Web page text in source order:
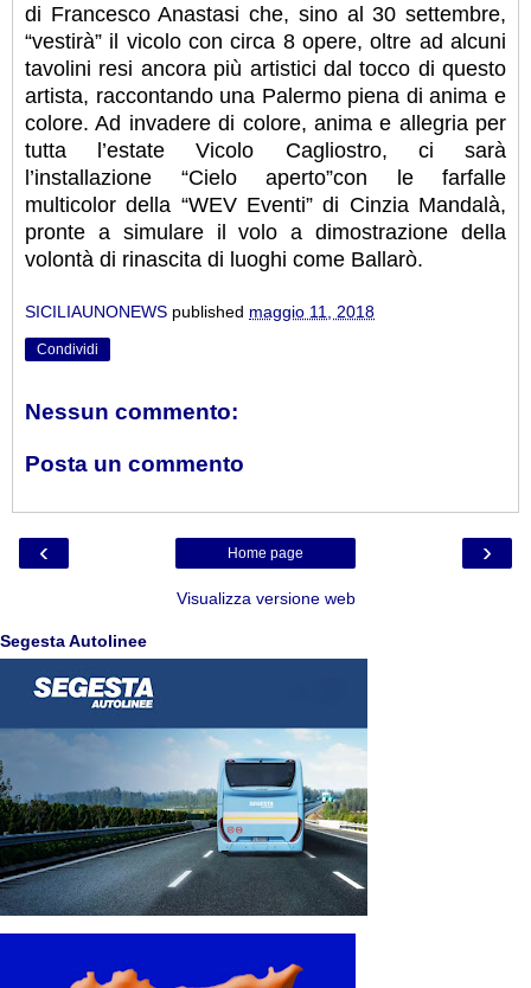
di Francesco Anastasi che, sino al 30 settembre,
“vestirà” il vicolo con circa 8 opere, oltre ad alcuni
tavolini resi ancora più artistici dal tocco di questo
artista, raccontando una Palermo piena di anima e
colore. Ad invadere di colore, anima e allegria per
tutta l’estate Vicolo Cagliostro, ci sarà
l’installazione “Cielo aperto”con le farfalle
multicolor della “WEV Eventi” di Cinzia Mandalà,
pronte a simulare il volo a dimostrazione della
volontà di rinascita di luoghi come Ballarò.
SICILIAUNONEWS published maggio 11, 2018
Condividi
Nessun commento:
Posta un commento
‹ ›
Home page
Visualizza versione web
Segesta Autolinee